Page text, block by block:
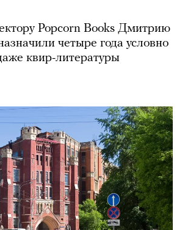
Popcorn Books Дмитрию
четыре года условно
квир-литературы